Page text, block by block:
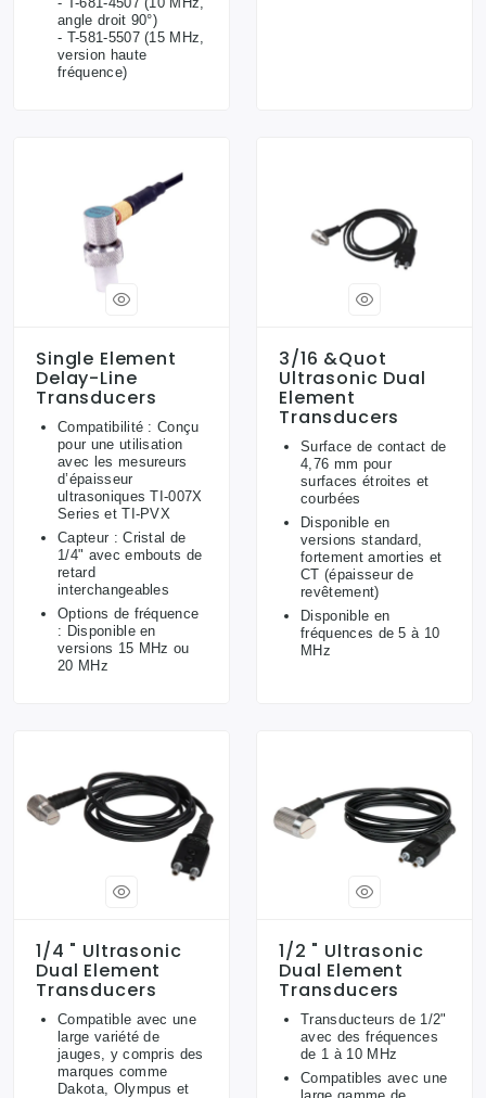
angle droit 90°)
- T-581-5507 (15 MHz,
version haute
fréquence)
Single Element
Delay-Line
Transducers
Compatibilité : Conçu
pour une utilisation
avec les mesureurs
d’épaisseur
ultrasoniques TI-007X
Series et TI-PVX
Capteur : Cristal de
1/4" avec embouts de
retard
interchangeables
Options de fréquence
: Disponible en
versions 15 MHz ou
20 MHz
3/16 &quot
Ultrasonic Dual
Element
Transducers
Surface de contact de
4,76 mm pour
surfaces étroites et
courbées
Disponible en
versions standard,
fortement amorties et
CT (épaisseur de
revêtement)
Disponible en
fréquences de 5 à 10
MHz
1/4 " Ultrasonic
Dual Element
Transducers
Compatible avec une
large variété de
jauges, y compris des
marques comme
Dakota, Olympus et
1/2 " Ultrasonic
Dual Element
Transducers
Transducteurs de 1/2"
avec des fréquences
de 1 à 10 MHz
Compatibles avec une